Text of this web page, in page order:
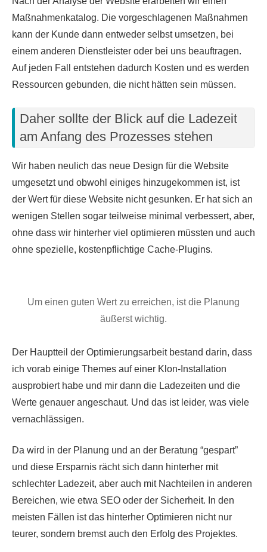
Maßnahmenkatalog. Die vorgeschlagenen Maßnahmen
kann der Kunde dann entweder selbst umsetzen, bei
einem anderen Dienstleister oder bei uns beauftragen.
Auf jeden Fall entstehen dadurch Kosten und es werden
Ressourcen gebunden, die nicht hätten sein müssen.
Daher sollte der Blick auf die Ladezeit
am Anfang des Prozesses stehen
Wir haben neulich das neue Design für die Website
umgesetzt und obwohl einiges hinzugekommen ist, ist
der Wert für diese Website nicht gesunken. Er hat sich an
wenigen Stellen sogar teilweise minimal verbessert, aber,
ohne dass wir hinterher viel optimieren müssten und auch
ohne spezielle, kostenpflichtige Cache-Plugins.
Um einen guten Wert zu erreichen, ist die Planung
äußerst wichtig.
Der Hauptteil der Optimierungsarbeit bestand darin, dass
ich vorab einige Themes auf einer Klon-Installation
ausprobiert habe und mir dann die Ladezeiten und die
Werte genauer angeschaut. Und das ist leider, was viele
vernachlässigen.
Da wird in der Planung und an der Beratung “gespart”
und diese Ersparnis rächt sich dann hinterher mit
schlechter Ladezeit, aber auch mit Nachteilen in anderen
Bereichen, wie etwa SEO oder der Sicherheit. In den
meisten Fällen ist das hinterher Optimieren nicht nur
teurer, sondern bremst auch den Erfolg des Projektes.